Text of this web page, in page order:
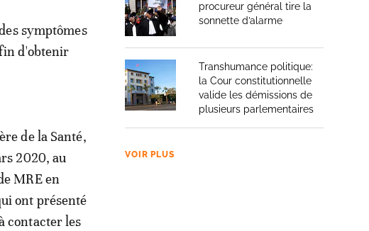
symptômes
d'obtenir
de la Santé,
2020, au
MRE en
ont présenté
contacter les
procureur général tire la
sonnette d’alarme
Transhumance politique:
la Cour constitutionnelle
valide les démissions de
plusieurs parlementaires
VOIR PLUS